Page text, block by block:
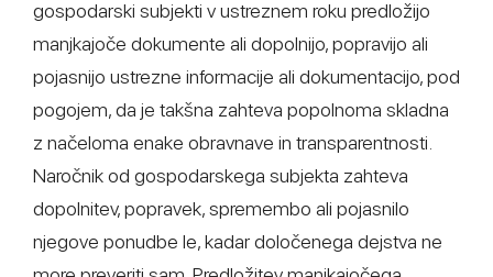
gospodarski subjekti v ustreznem roku predložijo
manjkajoče dokumente ali dopolnijo, popravijo ali
pojasnijo ustrezne informacije ali dokumentacijo, pod
pogojem, da je takšna zahteva popolnoma skladna
z načeloma enake obravnave in transparentnosti.
Naročnik od gospodarskega subjekta zahteva
dopolnitev, popravek, spremembo ali pojasnilo
njegove ponudbe le, kadar določenega dejstva ne